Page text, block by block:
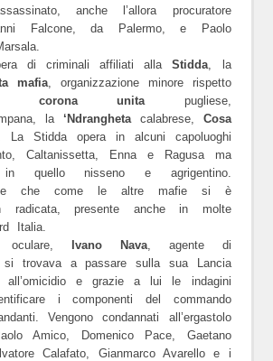
anche l’allora procuratore
Falcone, da Palermo, e Paolo
di criminali affiliati allaStidda, la
mafia, organizzazione minore rispetto
corona unitapugliese,
la ‘Ndranghetacalabrese, Cosa
La Stidda opera in alcuni capoluoghi
Caltanissetta, Enna e Ragusa ma
in quello nisseno e agrigentino.
che come le altre mafie si è
radicata, presente anche in molte
Italia.
oculare,
Ivano Nava, agente di
si trovava a passare sulla sua Lancia
all’omicidio e grazie a lui le indagini
i componenti del commando
Vengono condannati all’ergastolo
Amico, Domenico Pace, Gaetano
Calafato, Gianmarco Avarello e i